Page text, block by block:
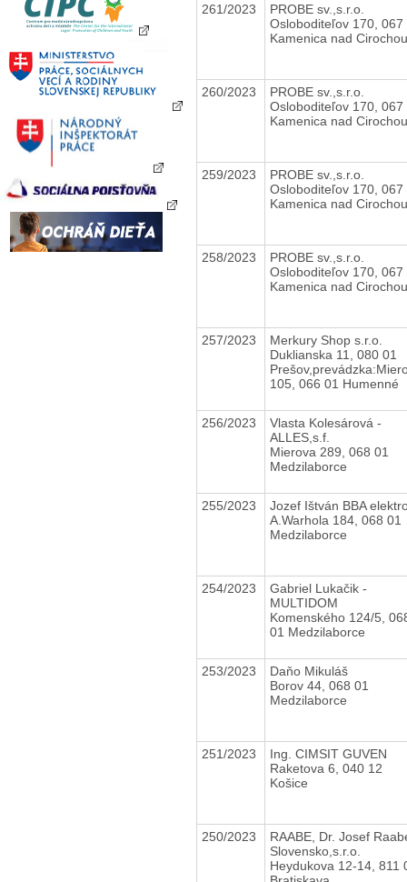
261/2023
PROBE sv.,s.r.o.
Osloboditeľov 170, 067
Kamenica nad Cirochou
260/2023
PROBE sv.,s.r.o.
Osloboditeľov 170, 067
Kamenica nad Cirochou
259/2023
PROBE sv.,s.r.o.
Osloboditeľov 170, 067
Kamenica nad Cirochou
258/2023
PROBE sv.,s.r.o.
Osloboditeľov 170, 067
Kamenica nad Cirochou
257/2023
Merkury Shop s.r.o.
Duklianska 11, 080 01
105, 066 01 Humenné
256/2023
Vlasta Kolesárová -
ALLES,s.f.
Mierova 289, 068 01
Medzilaborce
255/2023
Jozef Ištván BBA
A.Warhola 184, 068 01
Medzilaborce
254/2023
Gabriel Lukačik -
MULTIDOM
Komenského 124/5,
01 Medzilaborce
253/2023
Daňo Mikuláš
Borov 44, 068 01
Medzilaborce
251/2023
Ing. CIMSIT GUVEN
Raketova 6, 040 12
Košice
250/2023
RAABE, Dr. Josef
Slovensko,s.r.o.
Heydukova 12-14, 811